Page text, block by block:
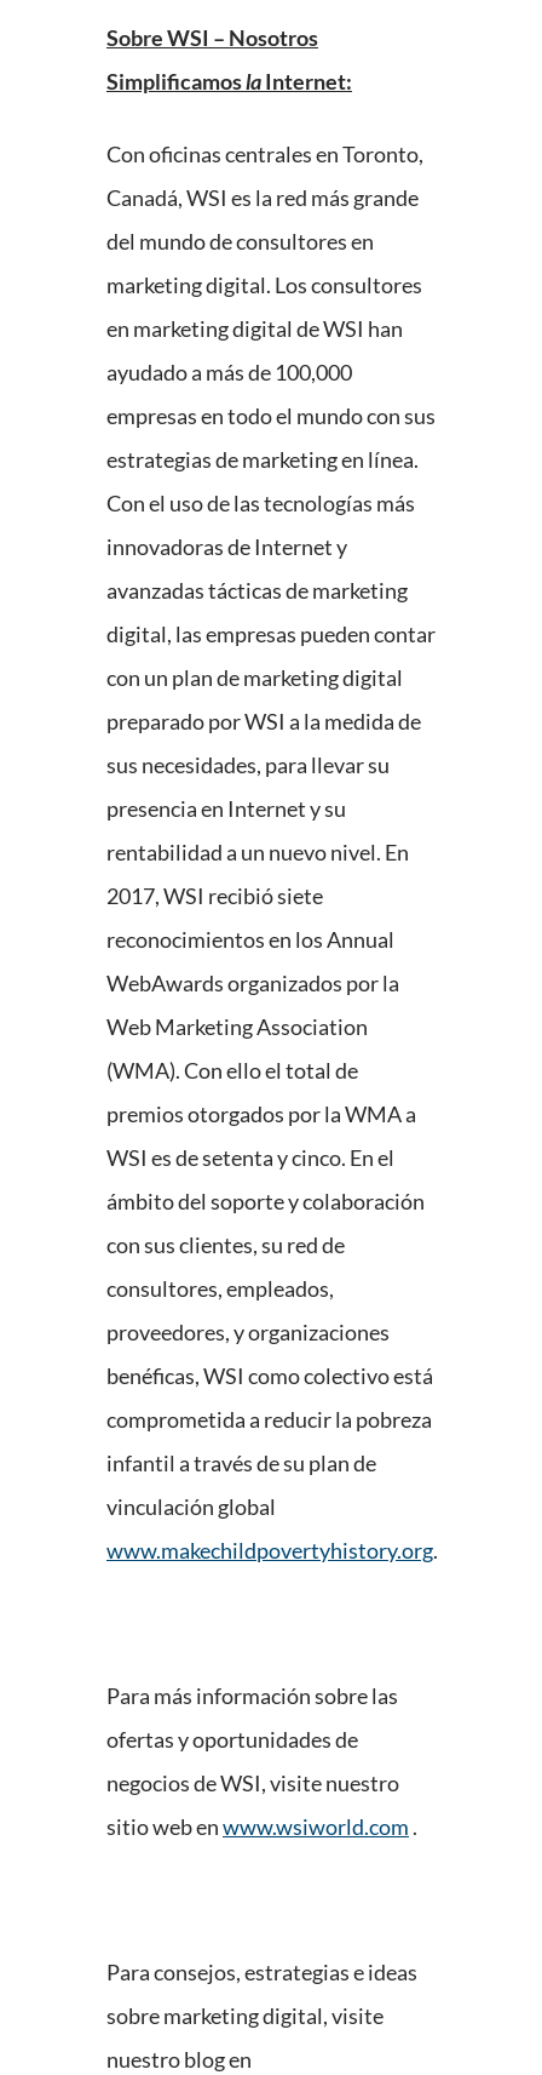
Sobre WSI – Nosotros
SimplificamoslaInternet:
Con oficinas centrales en Toronto,
Canadá, WSI es la red más grande
del mundo de consultores en
marketing digital. Los consultores
en marketing digital de WSI han
ayudado a más de 100,000
empresas en todo el mundo con sus
estrategias de marketing en línea.
Con el uso de las tecnologías más
innovadoras de Internet y
avanzadas tácticas de marketing
digital, las empresas pueden contar
con un plan de marketing digital
preparado por WSI a la medida de
sus necesidades, para llevar su
presencia en Internet y su
rentabilidad a un nuevo nivel. En
2017, WSI recibió siete
reconocimientos en los Annual
WebAwards organizados por la
Web Marketing Association
(WMA). Con ello el total de
premios otorgados por la WMA a
WSI es de setenta y cinco. En el
ámbito del soporte y colaboración
con sus clientes, su red de
consultores, empleados,
proveedores, y organizaciones
benéficas, WSI como colectivo está
comprometida a reducir la pobreza
infantil a través de su plan de
vinculación global
www.makechildpovertyhistory.org.
Para más información sobre las
ofertas y oportunidades de
negocios de WSI, visite nuestro
sitio web enwww.wsiworld.com .
Para consejos, estrategias e ideas
sobre marketing digital, visite
nuestro blog en